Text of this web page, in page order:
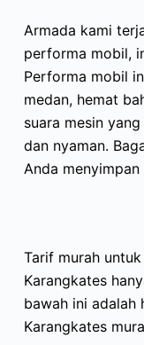
Armada kami
performa mobil,
Performa mobil
medan, hemat
suara mesin
dan nyaman.
Anda
Tarif murah
Karangkates
bawah ini adalah
Karangkates